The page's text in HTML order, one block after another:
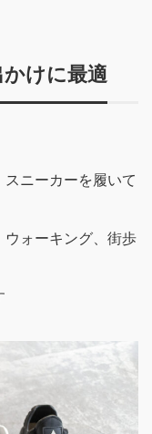
けに最適
ニーカーを履いて
ウォーキング、街歩